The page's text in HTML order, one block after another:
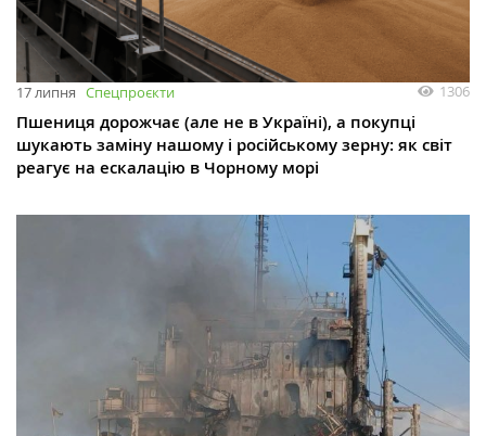
17 липня Спецпроєкти 1306
Пшениця дорожчає (але не в Україні), а покупці
шукають заміну нашому і російському зерну: як світ
реагує на ескалацію в Чорному морі